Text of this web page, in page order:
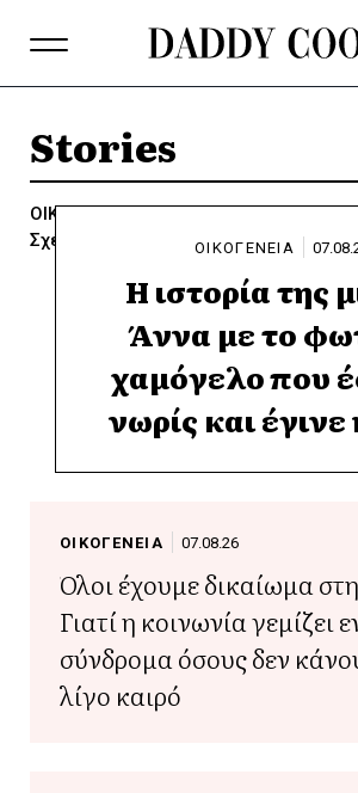
Stories
ΟΙΚΟΓΕΝΕΙΑMπαμπάςΑποδράσεις
Σχέσεις
ΟΙΚΟΓΕΝΕΙΑ
Η ιστορία της
Άννα με το
χαμόγελο που
νωρίς και έγινε
να
για τον
ΟΙΚΟΓΕΝΕΙΑ 07.08.26
Όλοι έχουμε δικαίωμα
Γιατί η κοινωνία γεμίζει
σύνδρομα όσους δεν
λίγο καιρό